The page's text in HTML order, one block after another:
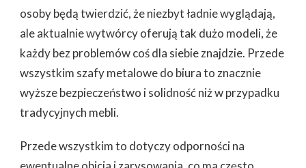
SZAFY
BIURKA
osoby będą twierdzić, że niezbyt ładnie wyglądają,
ale aktualnie wytwórcy oferują tak dużo modeli, że
każdy bez problemów coś dla siebie znajdzie. Przede
wszystkim szafy metalowe do biura to znacznie
wyższe bezpieczeństwo i solidność niż w przypadku
tradycyjnych mebli.
Przede wszystkim to dotyczy odporności na